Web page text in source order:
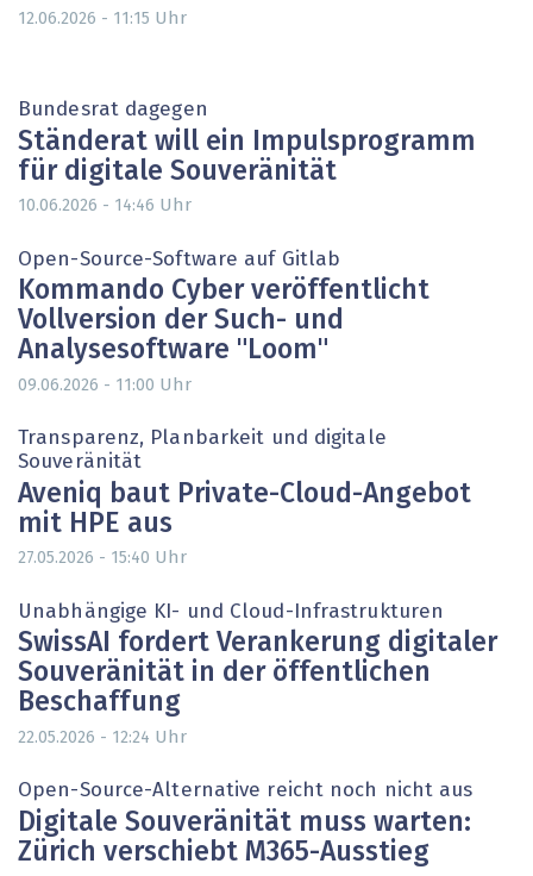
12.06.2026 - 11:15 Uhr
Bundesrat dagegen
Ständerat will ein Impulsprogramm
für digitale Souveränität
10.06.2026 - 14:46 Uhr
Open-Source-Software auf Gitlab
Kommando Cyber veröffentlicht
Vollversion der Such- und
Analysesoftware "Loom"
09.06.2026 - 11:00 Uhr
Transparenz, Planbarkeit und digitale
Souveränität
Aveniq baut Private-Cloud-Angebot
mit HPE aus
27.05.2026 - 15:40 Uhr
Unabhängige KI- und Cloud-Infrastrukturen
SwissAI fordert Verankerung digitaler
Souveränität in der öffentlichen
Beschaffung
22.05.2026 - 12:24 Uhr
Open-Source-Alternative reicht noch nicht aus
Digitale Souveränität muss warten:
Zürich verschiebt M365-Ausstieg